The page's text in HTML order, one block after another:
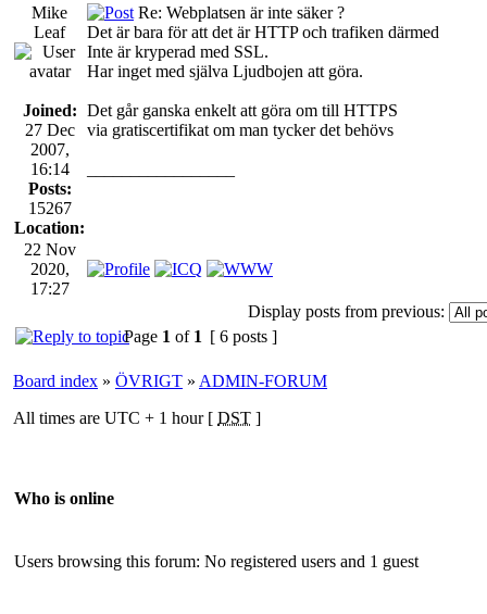
Mike
Leaf
Joined:
27 Dec
2007,
16:14
Posts:
15267
Location:
Re: Webplatsen är inte säker ?
Det är bara för att det är HTTP och trafiken därmed
Inte är kryperad med SSL.
Har inget med själva Ljudbojen att göra.
Det går ganska enkelt att göra om till HTTPS
via gratiscertifikat om man tycker det behövs
22 Nov
2020,
17:27
Display posts from previous:
Page 1 of 1 [ 6 posts ]
Board index » ÖVRIGT » ADMIN-FORUM
All times are UTC + 1 hour [ DST ]
Who is online
Users browsing this forum: No registered users and 1 guest